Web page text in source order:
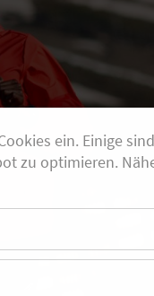
ein. Einige
zu optimieren.